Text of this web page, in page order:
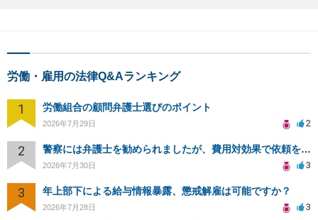
労働・雇用の法律Q&Aランキング
1 労働組合の顧問弁護士選びのポイント
2026年7月29日 2
2 警察には弁護士を勧められましたが、費用対効果で依頼をすることを躊躇しています。
2026年7月30日 3
3 年上部下による給与情報暴露、懲戒解雇は可能ですか？
2026年7月28日 3